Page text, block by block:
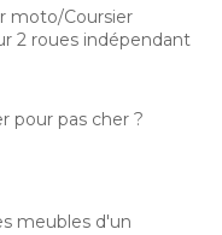
moto/Coursier
2 roues indépendant
pour pas cher ?
meubles d'un